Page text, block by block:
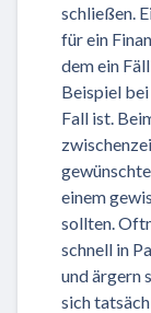
schließen.
für ein
dem ein
Beispiel
Fall ist.
einem
sollten.
schnell in
und ärgern
sich